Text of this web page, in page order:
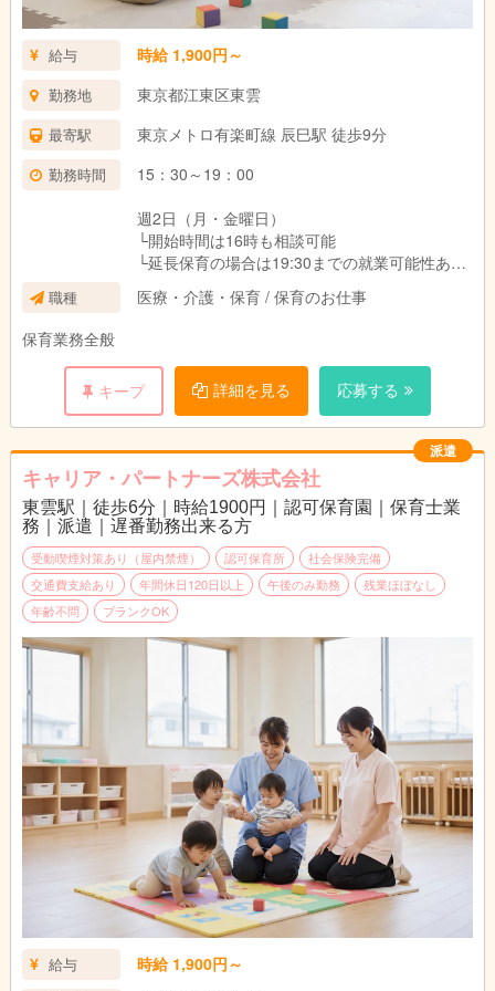
給与 時給 1,900円～
勤務地 東京都江東区東雲
最寄駅 東京メトロ有楽町線 辰巳駅 徒歩9分
勤務時間
15：30～19：00
週2日（月・金曜日）
└開始時間は16時も相談可能
└延長保育の場合は19:30までの就業可能性あり
（応相談）
職種
医療・介護・保育 / 保育のお仕事
保育業務全般
キープ 詳細を見る 応募する
派遣
キャリア・パートナーズ株式会社
東雲駅｜徒歩6分｜時給1900円｜認可保育園｜保育士業
務｜派遣｜遅番勤務出来る方
受動喫煙対策あり（屋内禁煙） 認可保育所
社会保険完備
交通費支給あり
年間休日120日以上 午後のみ勤務
残業ほぼなし
年齢不問
ブランクOK
給与 時給 1,900円～